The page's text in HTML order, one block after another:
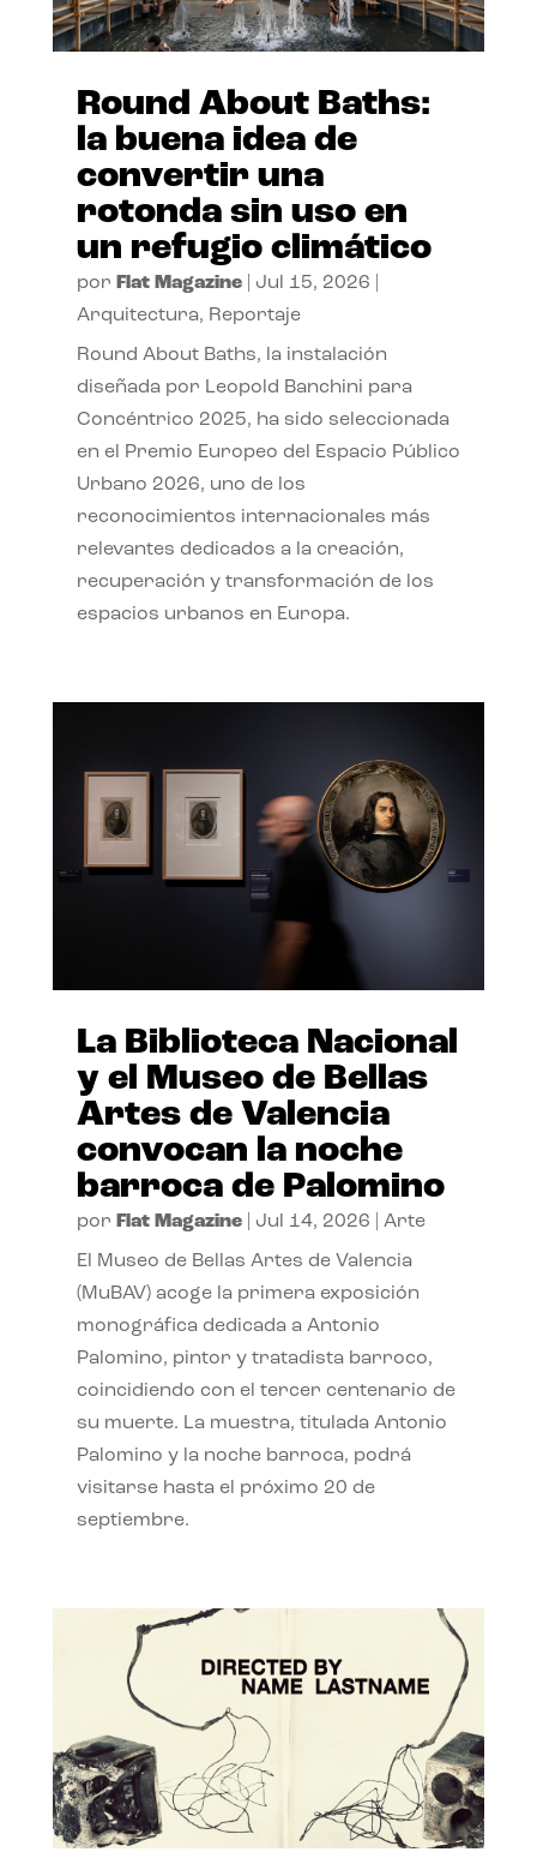
Round About Baths:
la buena idea de
convertir una
rotonda sin uso en
un refugio climático
por Flat Magazine| Jul 15, 2026
Arquitectura, Reportaje
Round About Baths, la instalación
diseñada por Leopold Banchini para
Concéntrico 2025, ha sido seleccionada
en el Premio Europeo del Espacio Público
Urbano 2026, uno de los
reconocimientos internacionales más
relevantes dedicados a la creación,
recuperación y transformación de los
espacios urbanos en Europa.
La Biblioteca Nacional
y el Museo de Bellas
Artes de Valencia
convocan la noche
barroca de Palomino
por Flat Magazine| Jul 14, 2026 Arte
El Museo de Bellas Artes de Valencia
(MuBAV) acoge la primera exposición
monográfica dedicada a Antonio
Palomino, pintor y tratadista barroco,
coincidiendo con el tercer centenario de
su muerte. La muestra, titulada Antonio
Palomino y la noche barroca, podrá
visitarse hasta el próximo 20 de
septiembre.